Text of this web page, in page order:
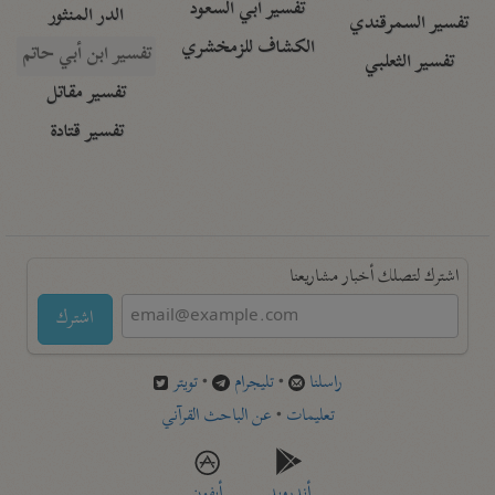
تفسير السمرقندي
تفسير الثعلبي
تفسير أبي السعود
الكشاف للزمخشري
الدر المنثور
تفسير ابن أبي حاتم
تفسير مقاتل
تفسير قتادة
اشترك لتصلك أخبار مشاريعنا
اشترك
راسلنا •تليجرام •تويتر
تعليمات •عن الباحث القرآني